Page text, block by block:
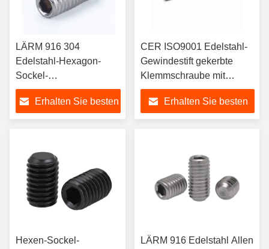
LÄRM 916 304
Edelstahl-Hexagon-
Sockel-
Klemmschrauben mit
Schalen-Punkt
Erhalten Sie besten
CER ISO9001 Edelstahl-
Gewindestift gekerbte
Klemmschraube mit
Kegel-Punkt
Erhalten Sie besten
Hexen-Sockel-
LÄRM 916 Edelstahl Allen